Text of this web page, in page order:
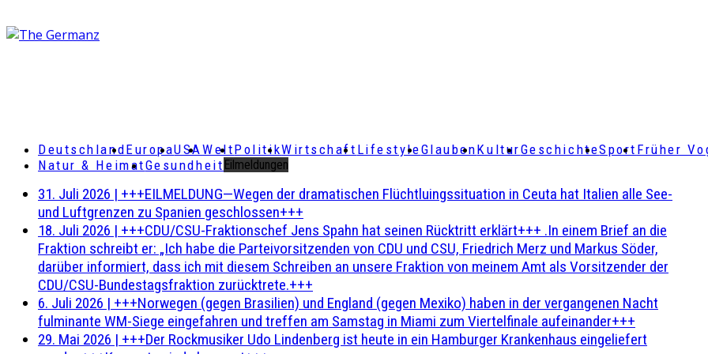
DeutschlandEuropaUSAWeltPolitikWirtschaft LifestyleGlaubenKulturGeschichteSport Früher
Natur & HeimatGesundheit Eilmeldungen
31. Juli 2026 | +++EILMELDUNG—Wegen der dramatischen Flüchtluingssituation in Ceuta hat Italien alle See-
und Luftgrenzen zu Spanien geschlossen+++
18. Juli 2026 | +++CDU/CSU-Fraktionschef Jens Spahn hat seinen Rücktritt erklärt+++ .In einem Brief an die
Fraktion schreibt er: „Ich habe die Parteivorsitzenden von CDU und CSU, Friedrich Merz und Markus Söder,
darüber informiert, dass ich mit diesem Schreiben an unsere Fraktion von meinem Amt als Vorsitzender der
CDU/CSU-Bundestagsfraktion zurücktrete.+++
6. Juli 2026 | +++Norwegen (gegen Brasilien) und England (gegen Mexiko) haben in der vergangenen Nacht
fulminante WM-Siege eingefahren und treffen am Samstag in Miami zum Viertelfinale aufeinander+++
29. Mai 2026 | +++Der Rockmusiker Udo Lindenberg ist heute in ein Hamburger Krankenhaus eingeliefert